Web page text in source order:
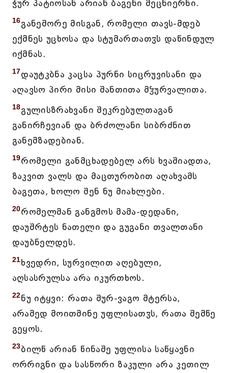
ჭურ პატიოსან არიან ბაგენი მეცნიერნი.
16განეშორე მისგან, რომელი თავს-მდებ
ექმნეს უცხოსა და სტუმართათჳს დაწინდულ
იქმნას.
17დაუტკბნა კაცსა პურნი სიცრუვისანი და
აღავსო პირი მისი შანთითა მჴურვალითა.
18გულისზრახვანი შეკრებულთაგან
განირჩევიან და ბრძოლანი სიბრძნით
განემზადებიან.
19რომელი განმცხადებელ არს ხვაშიადთა,
ზაკვით ვალს და მაცთურობით აღახვამს
ბაგეთა, ხოლო შენ ნუ მიახლები.
20რომელმან განგმოს მამა-დედანი,
დაუშრტეს ნათელი და გუგანი თვალთანი
დაუბნელდეს.
21ხვედრი, სურვილით აღებული,
აღსასრულსა არა იკურთხოს.
22ნუ იტყვი: რათა შურ-ვაგო მტერსა,
არამედ მოითმინე უფლისათჳს, რათა შემწე
გეყოს.
23ბილწ არიან წინაშე უფლისა საწყავნი
ორრიგნი და სასწორი ზაკული არა კეთილ